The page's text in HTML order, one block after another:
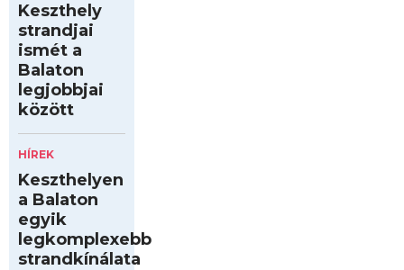
Keszthely
strandjai
ismét a
Balaton
legjobbjai
között
HÍREK
Keszthelyen
a Balaton
egyik
legkomplexebb
strandkínálata